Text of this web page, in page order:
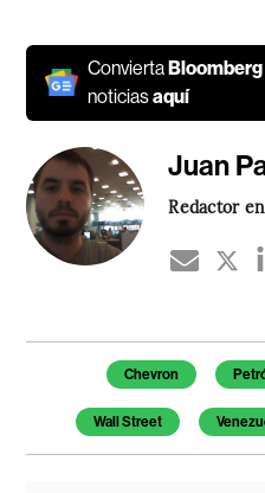
ConviertaBloomberg
noticiasaquí
Juan
Redactor
Temas de este artículo
Chevron
Wall Street